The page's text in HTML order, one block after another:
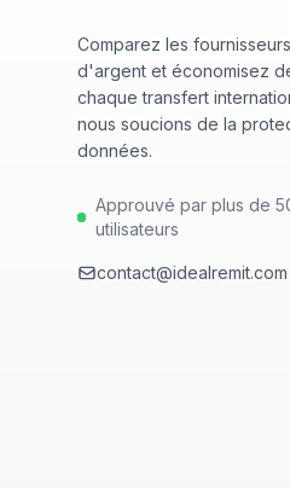
Comparez les
d'argent et économisez
chaque transfert
nous soucions de la
données.
Approuvé par plus de
utilisateurs
contact@idealremit.com